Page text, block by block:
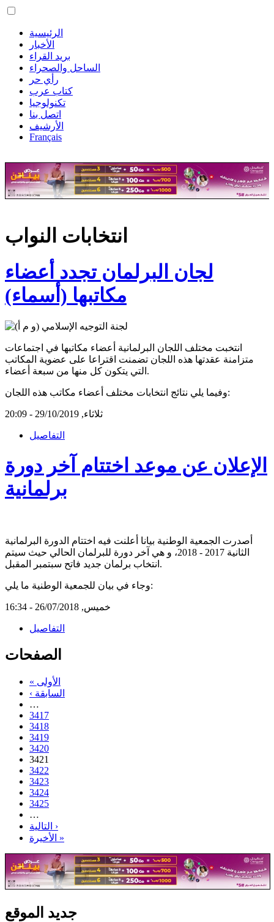
الرئيسية
الأخبار
بريد القراء
الساحل والصحراء
رأي حر
كتاب عرب
تكنولوجيا
اتصل بنا
الأرشيف
Français
انتخابات النواب
لجان البرلمان تجدد أعضاء
مكاتبها (أسماء)
انتخبت مختلف اللجان البرلمانية أعضاء مكاتبها في اجتماعات
متزامنة عقدتها هذه اللجان تضمنت اقتراعا على عضوية المكاتب
التي يتكون كل منها من سبعة أعضاء.
وفيما يلي نتائج انتخابات مختلف أعضاء مكاتب هذه اللجان:
ثلاثاء, 29/10/2019 - 20:09
التفاصيل
الإعلان عن موعد اختتام آخر دورة
برلمانية
أصدرت الجمعية الوطنية بيانا أعلنت فيه اختتام الدورة البرلمانية
الثانية 2017 - 2018، و هي آخر دورة للبرلمان الحالي حيث سيتم
انتخاب برلمان جديد فاتح سبتمبر المقبل.
وجاء في بيان للجمعية الوطنية ما يلي:
خميس, 26/07/2018 - 16:34
التفاصيل
الصفحات
« الأولى
‹ السابقة
…
3417
3418
3419
3420
3421
3422
3423
3424
3425
…
التالية ›
الأخيرة »
جديد الموقع